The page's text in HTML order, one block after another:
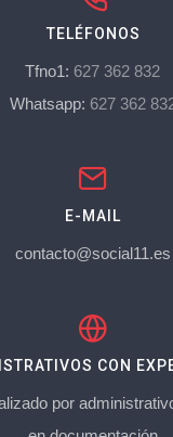
TELÉFONOS
Tfno1: 627 362 832
Whatsapp: 627 362
E-MAIL
contacto@social11.es
CON
por